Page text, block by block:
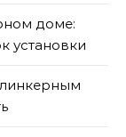
доме:
установки